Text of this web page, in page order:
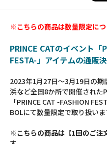
※こちらの商品は数量限定に
PRINCE CATのイベント「
FESTA-」アイテムの通販決
2023年1月27日～3月19日の
浜など全国8か所で開催された
「PRINCE CAT -FASHION
BOLにて数量限定で取り扱いま
※こちらの商品は【1回のご注